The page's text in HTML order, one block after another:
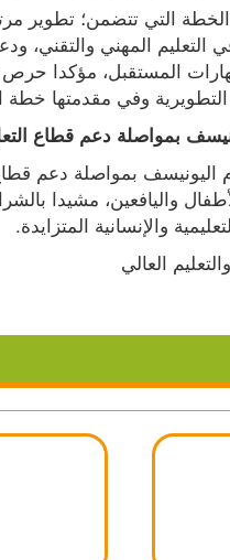
وفي مقدمتها خطة
بمواصلة دعم قطاع
والإنسانية المتزايدة.
العالي